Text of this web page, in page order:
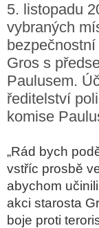
5. listopadu
vybraných
Gros s
Paulusem.
ředitelství
komise
„Rád bych
vstříc prosbě
abychom
akci starosta
boje proti